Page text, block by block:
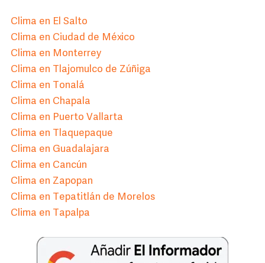
Clima en El Salto
Clima en Ciudad de México
Clima en Monterrey
Clima en Tlajomulco de Zúñiga
Clima en Tonalá
Clima en Chapala
Clima en Puerto Vallarta
Clima en Tlaquepaque
Clima en Guadalajara
Clima en Cancún
Clima en Zapopan
Clima en Tepatitlán de Morelos
Clima en Tapalpa